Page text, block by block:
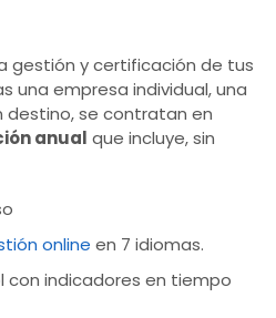
gestión y certificación de tus
una empresa individual, una
destino, se contratan en
anual que incluye, sin
online en 7 idiomas.
con indicadores en tiempo